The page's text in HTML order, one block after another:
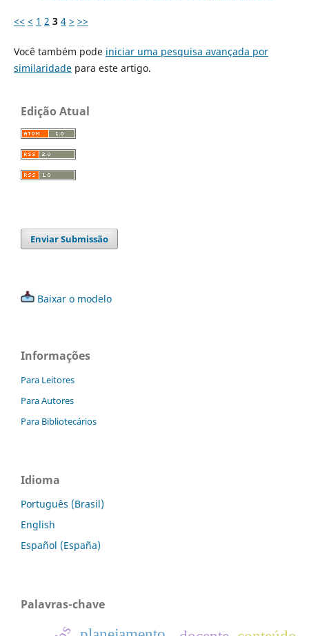
<< < 1 2 3 4 > >>
Você também pode iniciar uma pesquisa avançada por
similaridadepara este artigo.
Edição Atual
Enviar Submissão
Baixar o modelo
Informações
Para Leitores
Para Autores
Para Bibliotecários
Idioma
Português (Brasil)
English
Español (España)
Palavras-chave